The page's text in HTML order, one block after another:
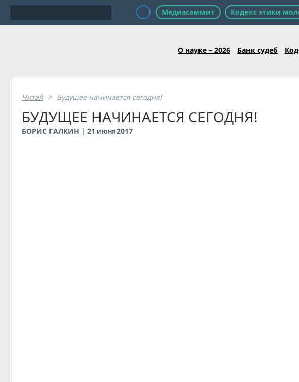
Медиасаммит Кодекс этики
О науке – 2026 Банк судеб
Читай > Будущее начинается сегодня!
БУДУЩЕЕ НАЧИНАЕТСЯ СЕГОДНЯ!
БОРИС ГАЛКИН | 21 ИЮНЯ 2017